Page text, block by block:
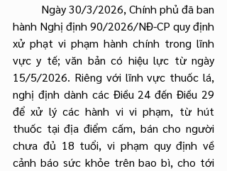
hành Nghị định 90/2026/NĐ-CP quy định
xử phạt vi phạm hành chính trong lĩnh
vực y tế; văn bản có hiệu lực từ ngày
15/5/2026. Riêng với lĩnh vực thuốc lá,
nghị định dành các Điều 24 đến Điều 29
để xử lý các hành vi vi phạm, từ hút
thuốc tại địa điểm cấm, bán cho người
chưa đủ 18 tuổi, vi phạm quy định về
cảnh báo sức khỏe trên bao bì, cho tới